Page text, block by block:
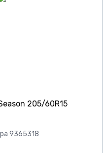
205/60R15
9365318